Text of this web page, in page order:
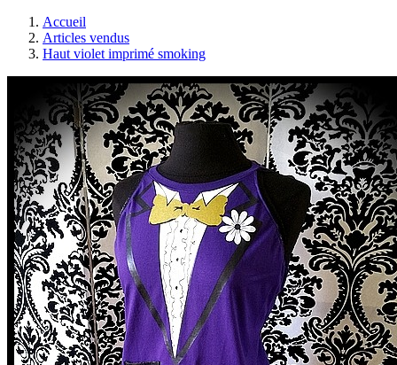
Accueil
Articles vendus
Haut violet imprimé smoking